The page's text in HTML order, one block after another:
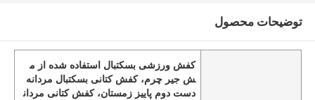
توضیحات محصول
کفش ورزشی بسکتبال استفاده شده از م
ش جیر چرم، کفش کتانی بسکتبال مردانه
دست دوم پاییز زمستان، کفش کتانی مردان